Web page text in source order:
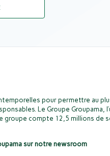
pour permettre au
Le Groupe Groupama,
groupe compte 12,5 millions
sur notre newsroom